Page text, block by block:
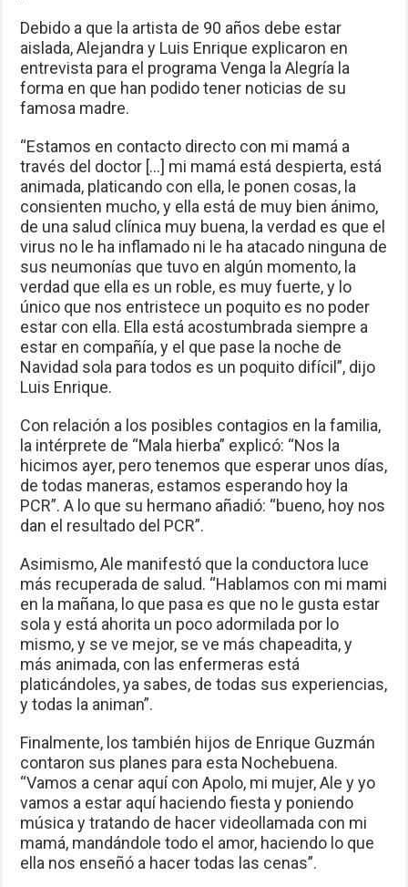
Debido a que la artista de 90 años debe estar
aislada, Alejandra y Luis Enrique explicaron en
entrevista para el programa Venga la Alegría la
forma en que han podido tener noticias de su
famosa madre.
“Estamos en contacto directo con mi mamá a
través del doctor […] mi mamá está despierta, está
animada, platicando con ella, le ponen cosas, la
consienten mucho, y ella está de muy bien ánimo,
de una salud clínica muy buena, la verdad es que el
virus no le ha inflamado ni le ha atacado ninguna de
sus neumonías que tuvo en algún momento, la
verdad que ella es un roble, es muy fuerte, y lo
único que nos entristece un poquito es no poder
estar con ella. Ella está acostumbrada siempre a
estar en compañía, y el que pase la noche de
Navidad sola para todos es un poquito difícil”, dijo
Luis Enrique.
Con relación a los posibles contagios en la familia,
la intérprete de “Mala hierba” explicó: “Nos la
hicimos ayer, pero tenemos que esperar unos días,
de todas maneras, estamos esperando hoy la
PCR”. A lo que su hermano añadió: “bueno, hoy nos
dan el resultado del PCR”.
Asimismo, Ale manifestó que la conductora luce
más recuperada de salud. “Hablamos con mi mami
en la mañana, lo que pasa es que no le gusta estar
sola y está ahorita un poco adormilada por lo
mismo, y se ve mejor, se ve más chapeadita, y
más animada, con las enfermeras está
platicándoles, ya sabes, de todas sus experiencias,
y todas la animan”.
Finalmente, los también hijos de Enrique Guzmán
contaron sus planes para esta Nochebuena.
“Vamos a cenar aquí con Apolo, mi mujer, Ale y yo
vamos a estar aquí haciendo fiesta y poniendo
música y tratando de hacer videollamada con mi
mamá, mandándole todo el amor, haciendo lo que
ella nos enseñó a hacer todas las cenas”.